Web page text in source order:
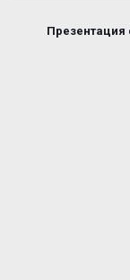
Презентация